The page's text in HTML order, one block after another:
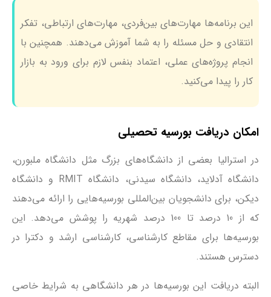
این برنامه‌ها مهارت‌های بین‌فردی، مهارت‌های ارتباطی، تفکر
انتقادی و حل مسئله را به شما آموزش می‌دهند. همچنین با
انجام پروژه‌های عملی، اعتماد بنفس لازم برای ورود به بازار
کار را پیدا می‌کنید.
امکان دریافت بورسیه تحصیلی
در استرالیا بعضی از دانشگاه‌های بزرگ مثل دانشگاه ملبورن،
دانشگاه آدلاید، دانشگاه سیدنی، دانشگاه RMIT و دانشگاه
دیکن، برای دانشجویان بین‌المللی بورسیه‌هایی را ارائه می‌دهند
که از 10 درصد تا 100 درصد شهریه را پوشش می‌دهد. این
بورسیه‌ها برای مقاطع کارشناسی، کارشناسی ارشد و دکترا در
دسترس هستند.
البته دریافت این بورسیه‌ها در هر دانشگاهی به شرایط خاصی